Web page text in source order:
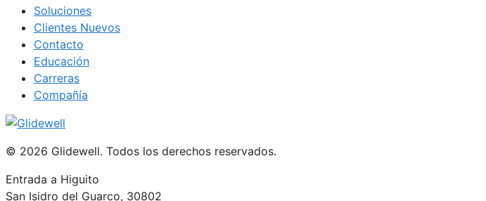
Soluciones
Clientes Nuevos
Contacto
Educación
Carreras
Compañía
© 2026 Glidewell. Todos los derechos reservados.
Entrada a Higuito
San Isidro del Guarco, 30802